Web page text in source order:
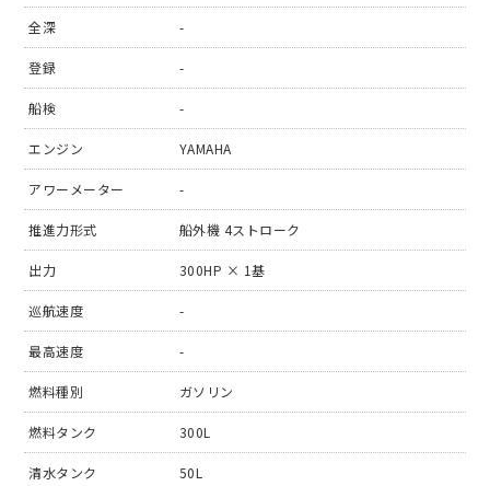
全深 -
登録 -
船検 -
エンジン YAMAHA
アワーメーター -
推進力形式 船外機 4ストローク
出力 300HP × 1基
巡航速度 -
最高速度 -
燃料種別 ガソリン
燃料タンク 300L
清水タンク 50L